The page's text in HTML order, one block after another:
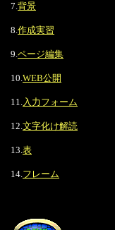
7.背景
8.作成実習
9.ページ編集
10.WEB公開
11.入力フォーム
12.文字化け解読
13.表
14.フレーム